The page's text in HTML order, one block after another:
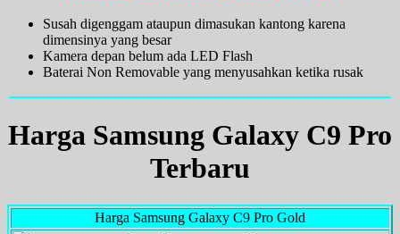
Susah digenggam ataupun dimasukan kantong karena
dimensinya yang besar
Kamera depan belum ada LED Flash
Baterai Non Removable yang menyusahkan ketika rusak
Harga Samsung Galaxy C9 Pro
Terbaru
Harga Samsung Galaxy C9 Pro Gold